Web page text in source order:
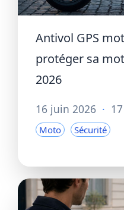
Antivol GPS
protéger sa
2026
16 juin 2026 ·
Moto Sécurité